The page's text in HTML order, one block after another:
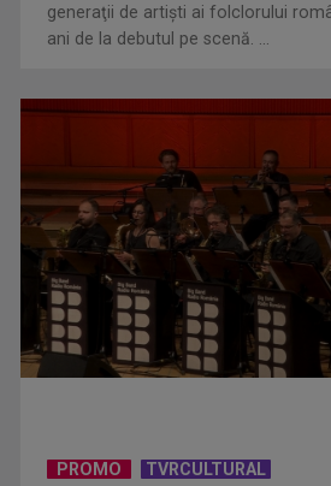
De peste 160 de ani în slujba culturii
„Societății” din ...
Protest de amploare al fermierilor în
generaţii de artişti ai folclorului
ani de la debutul pe scenă. ...
PROMO TVRCULTURAL